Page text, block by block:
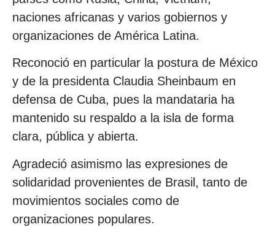
naciones africanas y varios gobiernos y
organizaciones de América Latina.
Reconoció en particular la postura de México
y de la presidenta Claudia Sheinbaum en
defensa de Cuba, pues la mandataria ha
mantenido su respaldo a la isla de forma
clara, pública y abierta.
Agradeció asimismo las expresiones de
solidaridad provenientes de Brasil, tanto de
movimientos sociales como de
organizaciones populares.